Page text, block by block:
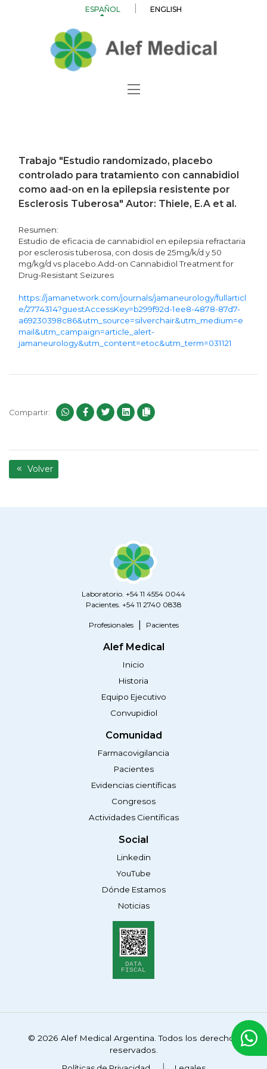
ESPAÑOL ENGLISH
Trabajo "Estudio randomizado, placebo
controlado para tratamiento con cannabidiol
como aad-on en la epilepsia resistente por
Esclerosis Tuberosa" Autor: Thiele, E.A et al.
Resumen:
Estudio de eficacia de cannabidiol en epilepsia refractaria
por esclerosis tuberosa, con dosis de 25mg/k/d y 50
mg/kg/d vs placebo.Add-on Cannabidiol Treatment for
Drug-Resistant Seizures
https://jamanetwork.com/journals/jamaneurology/fullarticl
e/2774314?guestAccessKey=b299f92d-1ee8-4878-87d7-
a69230398c86&utm_source=silverchair&utm_medium=e
mail&utm_campaign=article_alert-
jamaneurology&utm_content=etoc&utm_term=031121
Compartir:
Volver
Laboratorio. +54 11 4554 0044
Pacientes. +54 11 2740 0838
Profesionales Pacientes
Alef Medical
Inicio
Historia
Equipo Ejecutivo
Convupidiol
Comunidad
Farmacovigilancia
Pacientes
Evidencias científicas
Congresos
Actividades Científicas
Social
Linkedin
YouTube
Dónde Estamos
Noticias
DATA
FISCAL
© 2026 Alef Medical Argentina. Todos los derechos
reservados.